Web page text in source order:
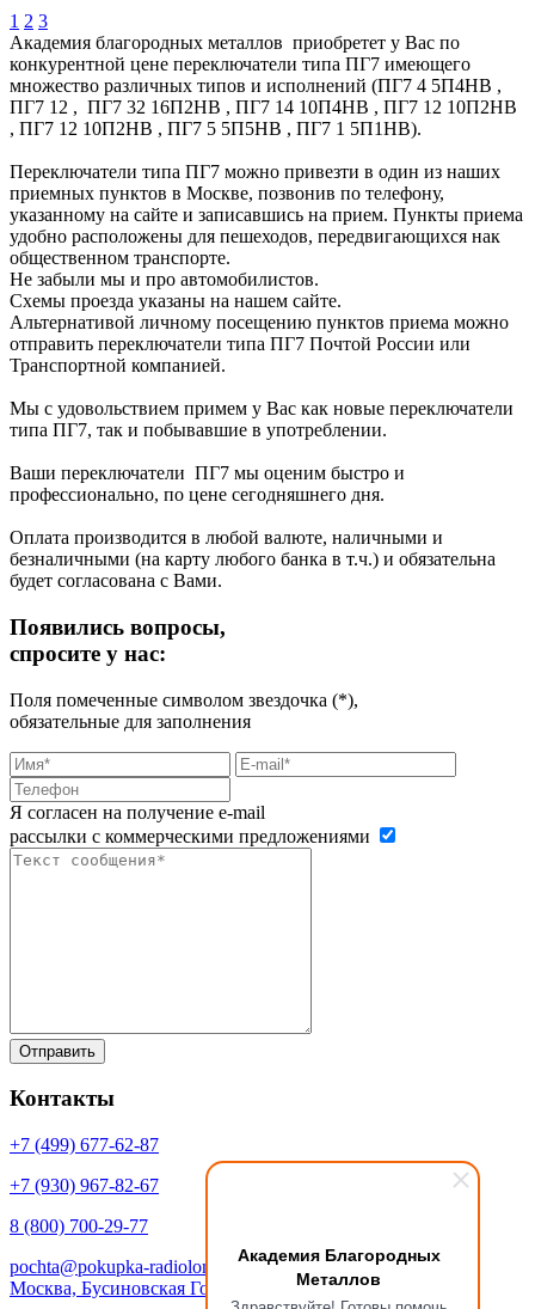
Академия Благородных
Металлов
1 2 3
Академия благородных металлов приобретет у Вас по
конкурентной цене переключатели типа ПГ7 имеющего
множество различных типов и исполнений (ПГ7 4 5П4НВ ,
ПГ7 12 , ПГ7 32 16П2НВ , ПГ7 14 10П4НВ , ПГ7 12 10П2НВ
, ПГ7 12 10П2НВ , ПГ7 5 5П5НВ , ПГ7 1 5П1НВ).
Переключатели типа ПГ7 можно привезти в один из наших
приемных пунктов в Москве, позвонив по телефону,
указанному на сайте и записавшись на прием. Пункты приема
удобно расположены для пешеходов, передвигающихся нак
общественном транспорте.
Не забыли мы и про автомобилистов.
Схемы проезда указаны на нашем сайте.
Альтернативой личному посещению пунктов приема можно
отправить переключатели типа ПГ7 Почтой России или
Транспортной компанией.
Мы с удовольствием примем у Вас как новые переключатели
типа ПГ7, так и побывавшие в употреблении.
Ваши переключатели ПГ7 мы оценим быстро и
профессионально, по цене сегодняшнего дня.
Оплата производится в любой валюте, наличными и
безналичными (на карту любого банка в т.ч.) и обязательна
будет согласована с Вами.
Появились вопросы,
спросите у нас:
Поля помеченные символом звездочка (*),
обязательные для заполнения
Я согласен на получение e-mail
рассылки с коммерческими предложениями
Контакты
+7 (499) 677-62-87
+7 (930) 967-82-67
8 (800) 700-29-77
pochta@pokupka-radiolom.ru
Москва, Бусиновская Горка, 1Е с.5